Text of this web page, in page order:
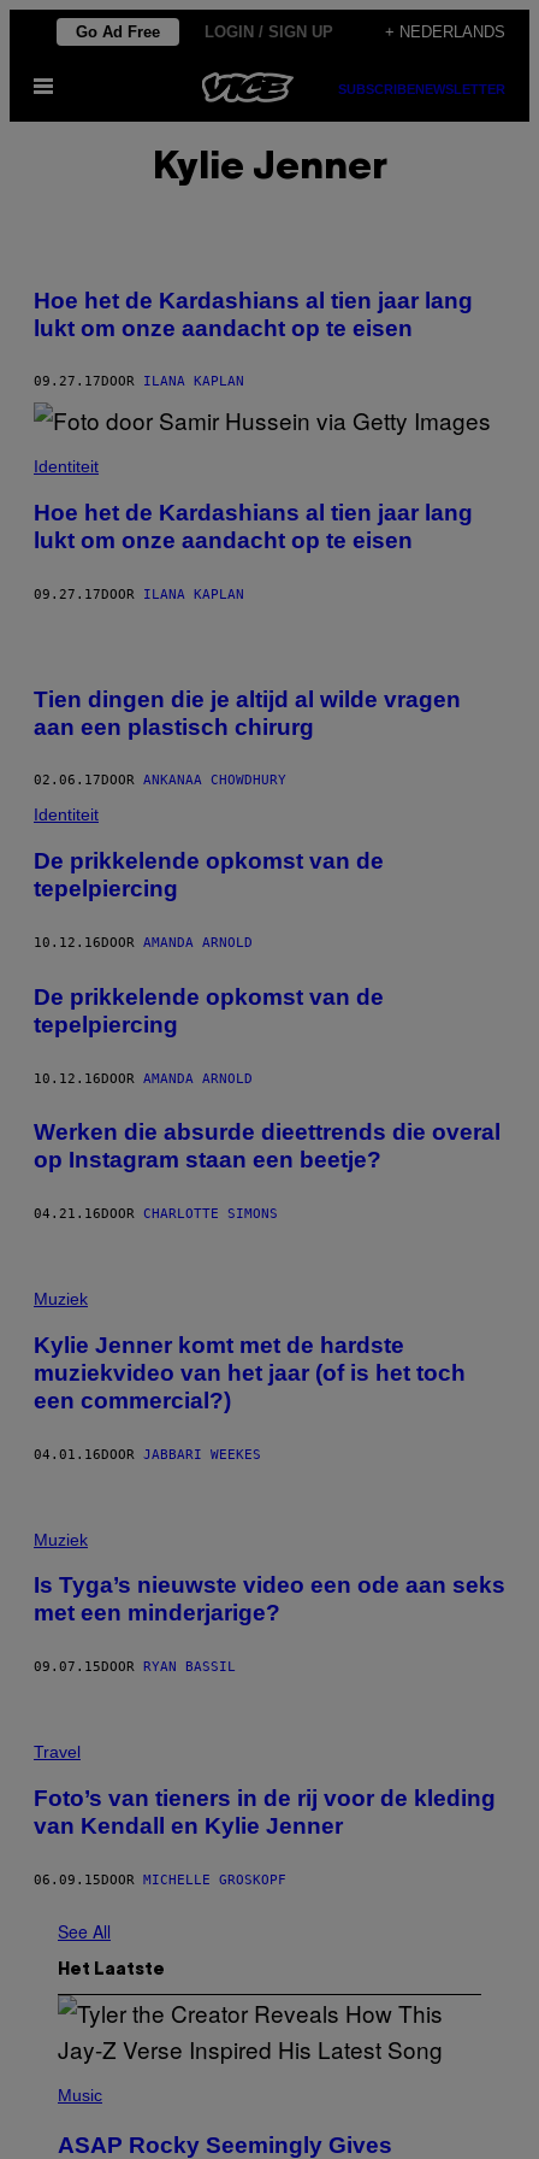
de
Go Ad Free LOGIN / SIGN UP + NEDERLANDS
Open
SUBSCRIBENEWSLETTER
Kylie Jenner
Hoe het de Kardashians al tien jaar lang
lukt om onze aandacht op te eisen
09.27.17 DOOR ILANA KAPLAN
Identiteit
Hoe het de Kardashians al tien jaar lang
lukt om onze aandacht op te eisen
09.27.17DOOR ILANA KAPLAN
Tien dingen die je altijd al wilde vragen
aan een plastisch chirurg
02.06.17 DOOR ANKANAA CHOWDHURY​
Identiteit
De prikkelende opkomst van de
tepelpiercing
10.12.16DOOR AMANDA ARNOLD
De prikkelende opkomst van de
tepelpiercing
10.12.16DOOR AMANDA ARNOLD
Werken die absurde dieettrends die overal
op Instagram staan een beetje?
04.21.16 DOOR CHARLOTTE SIMONS
Muziek
Kylie Jenner komt met de hardste
muziekvideo van het jaar (of is het toch
een commercial?)
04.01.16DOOR JABBARI WEEKES
Muziek
Is Tyga’s nieuwste video een ode aan seks
met een minderjarige?
09.07.15 DOOR RYAN BASSIL
Travel
Foto’s van tieners in de rij voor de kleding
van Kendall en Kylie Jenner
06.09.15DOOR MICHELLE GROSKOPF
See All
Het Laatste
H
O
Music
ASAP Rocky Seemingly Gives